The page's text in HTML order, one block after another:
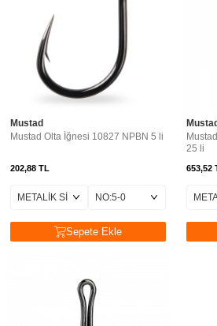
Mustad
Mustad Olta İğnesi 10827 NPBN 5 li
202,88 TL
Sepete Ekle
25 li
653,52